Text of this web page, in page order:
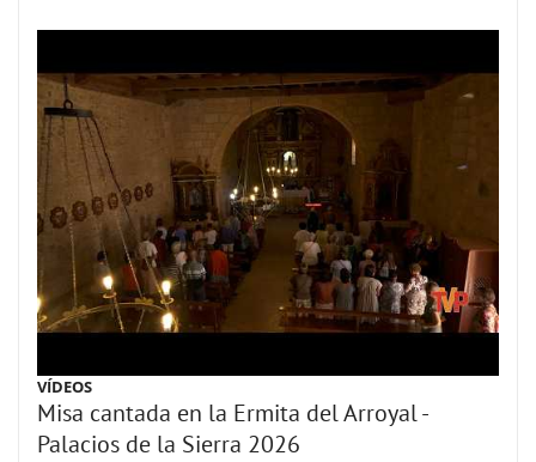
VÍDEOS
Misa cantada en la Ermita del Arroyal -
Palacios de la Sierra 2026